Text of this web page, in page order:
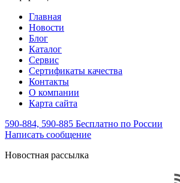
Главная
Новости
Блог
Каталог
Сервис
Сертификаты качества
Контакты
О компании
Карта сайта
590-884, 590-885 Бесплатно по России
Написать сообщение
Новостная рассылка